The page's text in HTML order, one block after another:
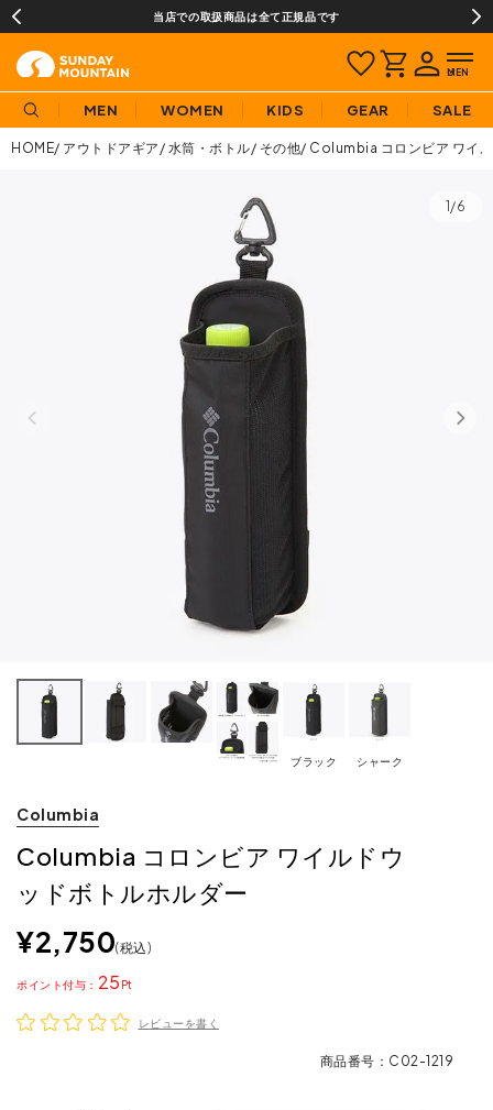
当店での取扱商品は全て正規品です
MEN WOMEN KIDS GEAR SALE
HOME アウトドアギア 水筒・ボトル その他 Columbia コロンビア ワイ
1/6
ブラック シャーク
Columbia
Columbia コロンビア ワイルドウ
ッドボトルホルダー
¥2,750 税込
25
ポイント
レビューを書く
商品番号 C02-1219